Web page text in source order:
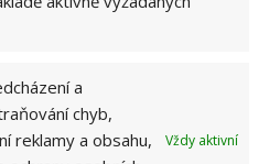
a
chyb,
reklamy a obsahu,
Vždy aktivní